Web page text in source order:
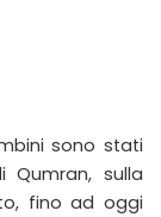
sono stati
sulla
fino ad oggi